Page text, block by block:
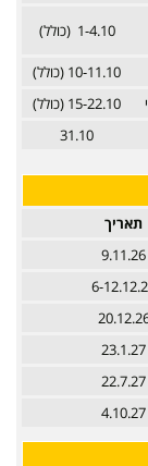
1-4.10 (כולל)
10-11.10 (כולל)
15-22.10 (כולל)
31.10
תאריך
9.11.26
6-
23.1.27
22.7.27
4.10.27